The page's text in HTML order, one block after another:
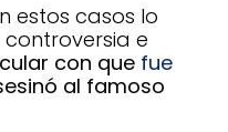
estos casos lo
e
con que fue
al famoso